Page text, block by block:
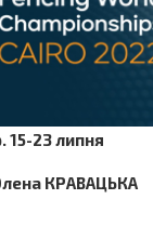
15-23 липня
КРАВАЦЬКА